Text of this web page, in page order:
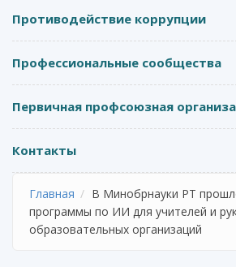
Противодействие коррупции
Профессиональные сообщества
Первичная профсоюзная
Контакты
Главная
В Минобрнауки РТ
программы по ИИ для учителей и
образовательных организаций